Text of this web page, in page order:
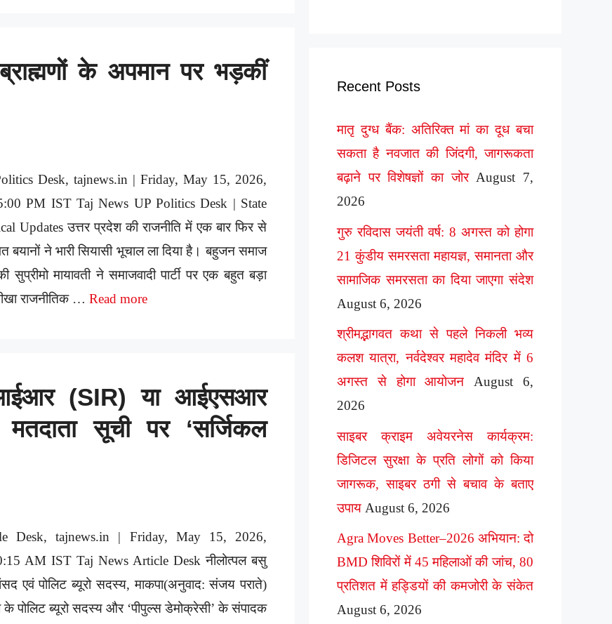
के अपमान पर भड़कीं
Desk, tajnews.in | Friday, May 15, 2026,
PM IST Taj News UP Politics Desk | State
Updates उत्तर प्रदेश की राजनीति में एक बार फिर से
बयानों ने भारी सियासी भूचाल ला दिया है। बहुजन समाज
की सुप्रीमो मायावती ने समाजवादी पार्टी पर एक बहुत बड़ा
राजनीतिक … Read more
(SIR) या आईएसआर
सूची पर ‘सर्जिकल
Desk, tajnews.in | Friday, May 15, 2026,
AM IST Taj News Article Desk नीलोत्पल बसु
एवं पोलिट ब्यूरो सदस्य, माकपा(अनुवाद: संजय पराते)
के पोलिट ब्यूरो सदस्य और ‘पीपुल्स डेमोक्रेसी’ के संपादक
Recent Posts
मातृ दुग्ध बैंक: अतिरिक्त मां का दूध बचा
सकता है नवजात की जिंदगी, जागरूकता
बढ़ाने पर विशेषज्ञों का जोर August 7,
2026
गुरु रविदास जयंती वर्ष: 8 अगस्त को होगा
21 कुंडीय समरसता महायज्ञ, समानता और
सामाजिक समरसता का दिया जाएगा संदेश
August 6, 2026
श्रीमद्भागवत कथा से पहले निकली भव्य
कलश यात्रा, नर्वदेश्वर महादेव मंदिर में 6
अगस्त से होगा आयोजन
August 6,
2026
साइबर क्राइम अवेयरनेस कार्यक्रम:
डिजिटल सुरक्षा के प्रति लोगों को किया
जागरूक, साइबर ठगी से बचाव के बताए
उपाय August 6, 2026
Agra Moves Better–2026 अभियान: दो
BMD शिविरों में 45 महिलाओं की जांच, 80
प्रतिशत में हड्डियों की कमजोरी के संकेत
August 6, 2026